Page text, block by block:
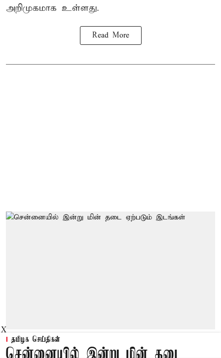
அறிமுகமாக உள்ளது.
Read More
தமிழக செய்திகள்
X